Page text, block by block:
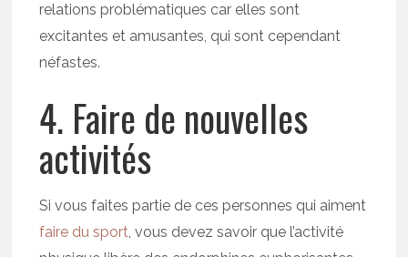
relations problématiques car elles sont
excitantes et amusantes, qui sont cependant
néfastes.
4. Faire de nouvelles
activités
Si vous faites partie de ces personnes qui aiment
faire du sport, vous devez savoir que l’activité